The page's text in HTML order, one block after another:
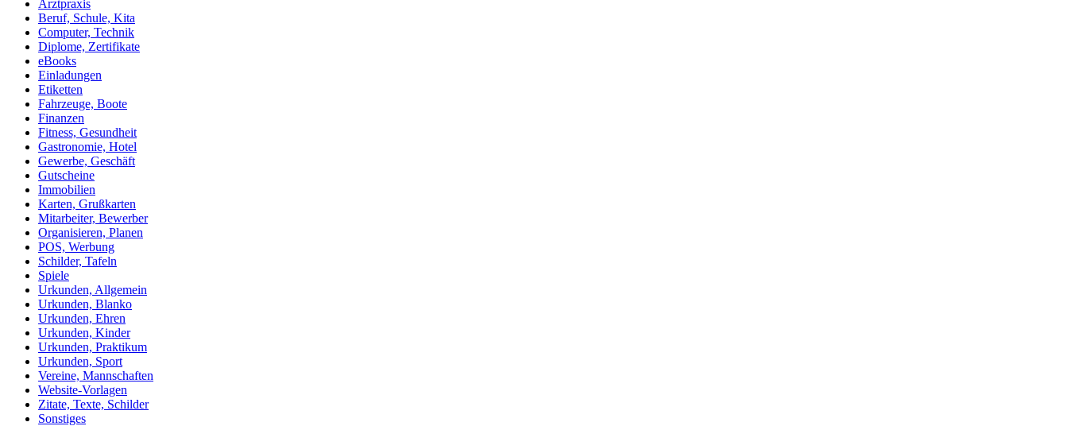
Arztpraxis
Beruf, Schule, Kita
Computer, Technik
Diplome, Zertifikate
eBooks
Einladungen
Etiketten
Fahrzeuge, Boote
Finanzen
Fitness, Gesundheit
Gastronomie, Hotel
Gewerbe, Geschäft
Gutscheine
Immobilien
Karten, Grußkarten
Mitarbeiter, Bewerber
Organisieren, Planen
POS, Werbung
Schilder, Tafeln
Spiele
Urkunden, Allgemein
Urkunden, Blanko
Urkunden, Ehren
Urkunden, Kinder
Urkunden, Praktikum
Urkunden, Sport
Vereine, Mannschaften
Website-Vorlagen
Zitate, Texte, Schilder
Sonstiges